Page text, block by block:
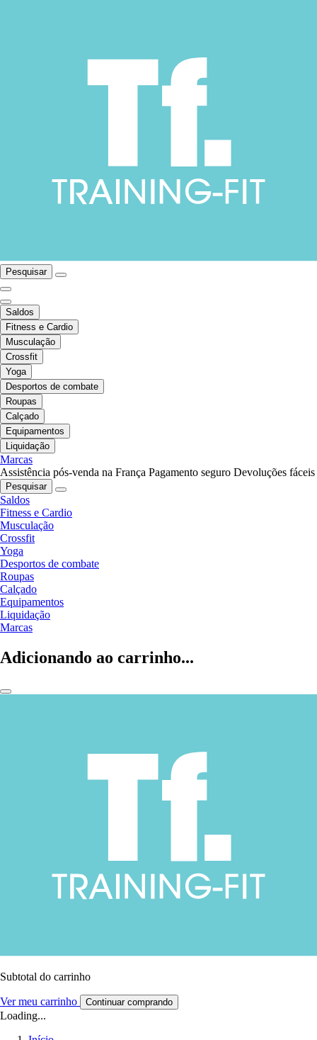
Pesquisar
Saldos
Fitness e Cardio
Musculação
Crossfit
Yoga
Desportos de combate
Roupas
Calçado
Equipamentos
Liquidação
Marcas
Assistência pós-venda na França Pagamento seguro Devoluções fáceis
Pesquisar
Saldos
Fitness e Cardio
Musculação
Crossfit
Yoga
Desportos de combate
Roupas
Calçado
Equipamentos
Liquidação
Marcas
Adicionando ao carrinho...
Subtotal do carrinho
Ver meu carrinho Continuar comprando
Loading...